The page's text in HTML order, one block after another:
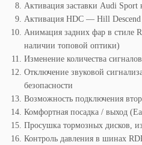
Активация заставки Audi Sport
Активация HDC — Hill Descend
Анимация задних фар в стиле
наличии топовой оптики)
Изменение количества
Отключение звуковой
безопасности
Возможность подключения
Комфортная посадка / выход
Просушка тормозных дисков,
Контроль давления в шинах